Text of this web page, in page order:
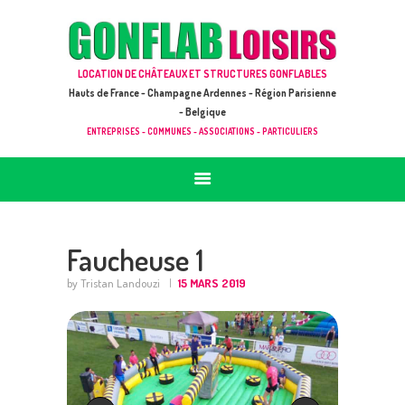
LOCATION DE CHÂTEAUX ET STRUCTURES GONFLABLES
Hauts de France - Champagne Ardennes - Région Parisienne
- Belgique
ENTREPRISES - COMMUNES - ASSOCIATIONS - PARTICULIERS
GONFLAB LOISIRS
ACCUEIL
JEUX À LOUER & PRESTATIONS
CATALOGUE / TARIF
DEMANDE DE DEVIS (SOUS 24H)
Faucheuse 1
by Tristan Landouzi 15 MARS 2019